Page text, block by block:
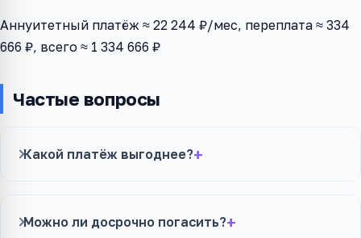
Аннуитетный платёж ≈ 22 244 ₽/мес, переплата ≈ 334
666 ₽, всего ≈ 1 334 666 ₽
Частые вопросы
Какой платёж выгоднее?
Можно ли досрочно погасить?